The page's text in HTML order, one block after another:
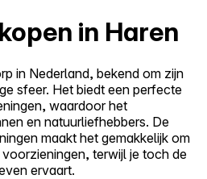
in Haren
in Nederland, bekend om zijn
sfeer. Het biedt een perfecte
waardoor het
en natuurliefhebbers. De
maakt het gemakkelijk om
terwijl je toch de
ervaart.